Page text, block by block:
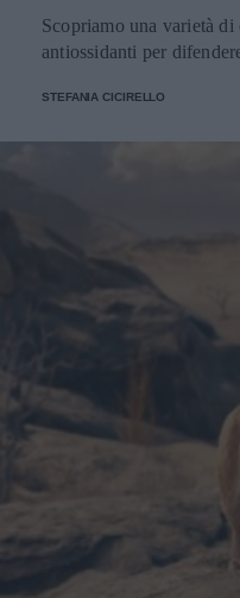
Scopriamo una varietà
antiossidanti per
STEFANIA CICIRELLO